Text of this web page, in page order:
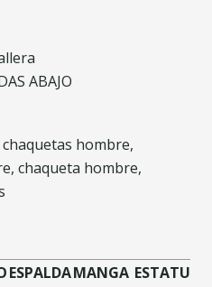
ABAJO
hombre,
chaqueta hombre,
ESPALDAMANGA ESTATURA